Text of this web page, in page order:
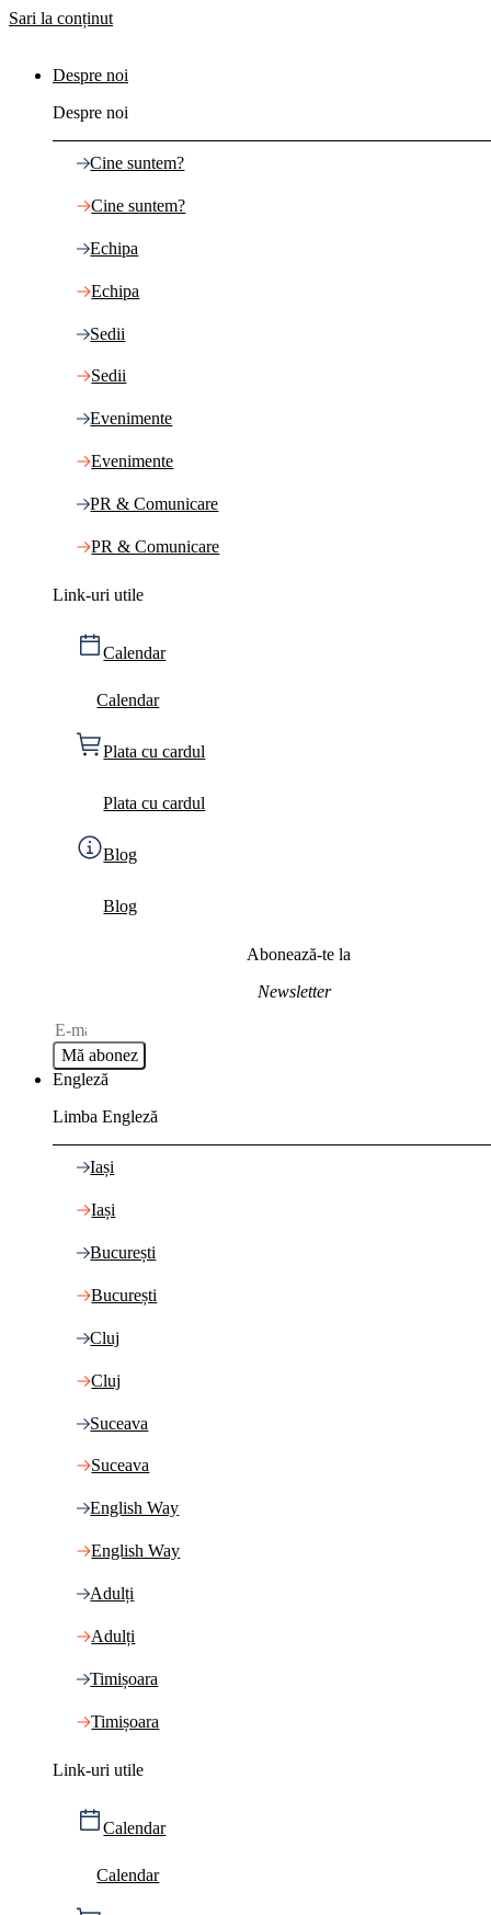
Sari la conținut
Despre noi
Despre noi
Cine suntem?
Cine suntem?
Echipa
Echipa
Sedii
Sedii
Evenimente
Evenimente
PR & Comunicare
PR & Comunicare
Link-uri utile
Calendar
Calendar
Plata cu cardul
Plata cu cardul
Blog
Blog
Abonează-te la
Newsletter
Mă abonez
Engleză
Limba Engleză
Iași
Iași
București
București
Cluj
Cluj
Suceava
Suceava
English Way
English Way
Adulți
Adulți
Timișoara
Timișoara
Link-uri utile
Calendar
Calendar